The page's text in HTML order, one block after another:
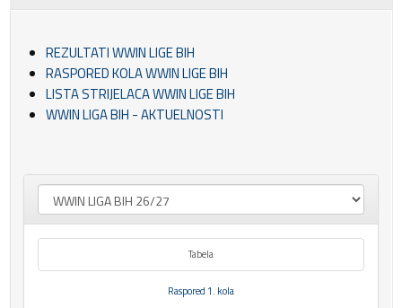
REZULTATI WWIN LIGE BIH
RASPORED KOLA WWIN LIGE BIH
LISTA STRIJELACA WWIN LIGE BIH
WWIN LIGA BIH - AKTUELNOSTI
Tabela
Raspored 1. kola